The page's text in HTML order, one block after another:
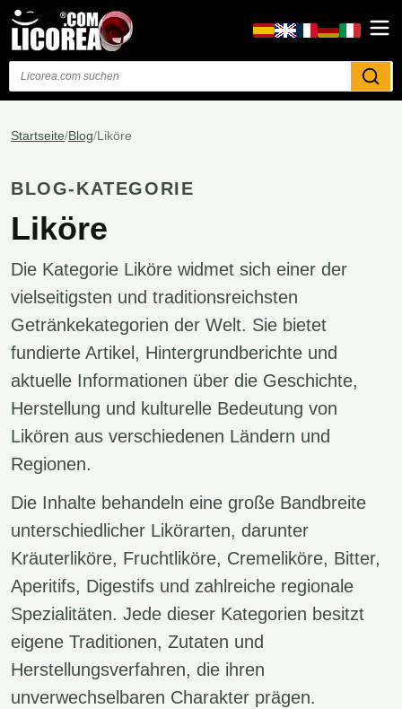
Suchen
Startseite/Blog/Liköre
BLOG-KATEGORIE
Liköre
Die Kategorie Liköre widmet sich einer der
vielseitigsten und traditionsreichsten
Getränkekategorien der Welt. Sie bietet
fundierte Artikel, Hintergrundberichte und
aktuelle Informationen über die Geschichte,
Herstellung und kulturelle Bedeutung von
Likören aus verschiedenen Ländern und
Regionen.
Die Inhalte behandeln eine große Bandbreite
unterschiedlicher Likörarten, darunter
Kräuterliköre, Fruchtliköre, Cremeliköre, Bitter,
Aperitifs, Digestifs und zahlreiche regionale
Spezialitäten. Jede dieser Kategorien besitzt
eigene Traditionen, Zutaten und
Herstellungsverfahren, die ihren
unverwechselbaren Charakter prägen.